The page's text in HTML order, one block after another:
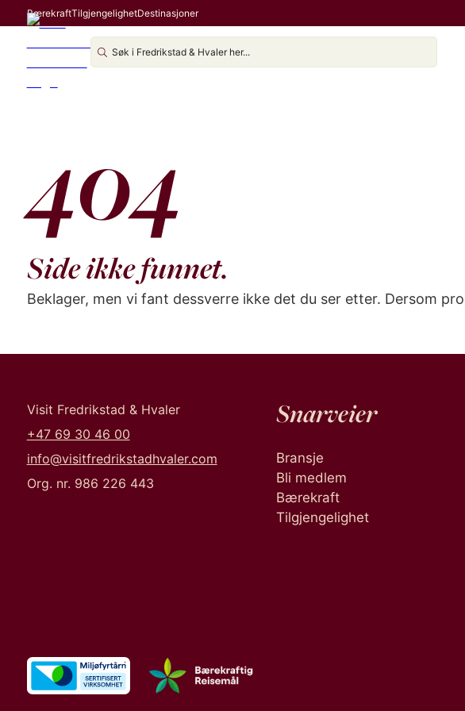
BærekraftTilgjengelighetDestinasjoner
404
Side ikke funnet.
Beklager, men vi fant dessverre ikke det du ser etter. Dersom
Visit Fredrikstad & Hvaler
+47 69 30 46 00
info@visitfredrikstadhvaler.com
Org. nr. 986 226 443
Snarveier
Bransje
Bli medlem
Bærekraft
Tilgjengelighet